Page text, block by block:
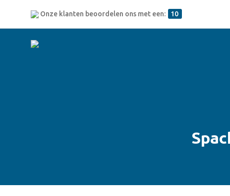
Onze klanten beoordelen ons met een: 10